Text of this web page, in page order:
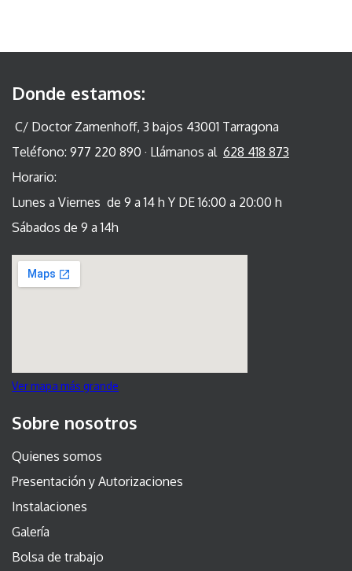
Donde estamos:
C/ Doctor Zamenhoff, 3 bajos 43001 Tarragona
Teléfono: 977 220 890 · Llámanos al 628 418 873
Horario:
Lunes a Viernes de 9 a 14 h Y DE 16:00 a 20:00 h
Sábados de 9 a 14h
Ver mapa más grande
Sobre nosotros
Quienes somos
Presentación y Autorizaciones
Instalaciones
Galería
Bolsa de trabajo